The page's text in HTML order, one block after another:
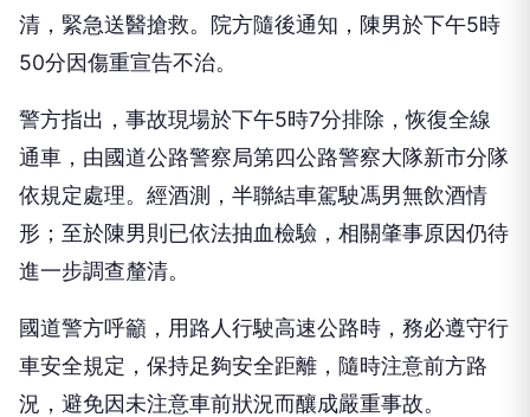
裂、駕駛座嚴重變形，零件散落一地；遭追撞的半聯
結車則載運大型挖土機，車尾受撞擊留下明顯痕跡。
警消獲報到場後，將受困的陳男救出，但他已意識不
清，緊急送醫搶救。院方隨後通知，陳男於下午5時
50分因傷重宣告不治。
警方指出，事故現場於下午5時7分排除，恢復全線
通車，由國道公路警察局第四公路警察大隊新市分隊
依規定處理。經酒測，半聯結車駕駛馮男無飲酒情
形；至於陳男則已依法抽血檢驗，相關肇事原因仍待
進一步調查釐清。